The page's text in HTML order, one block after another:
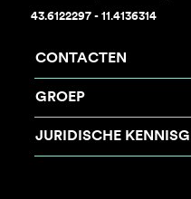
43.6122297 - 11.4136314
CONTACTEN
GROEP
JURIDISCHE